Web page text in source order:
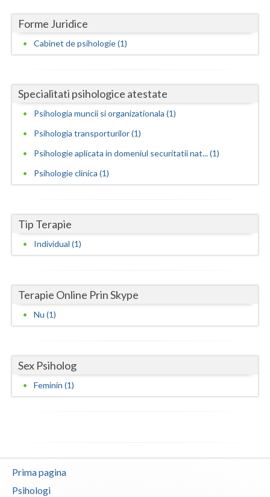
Ialomita
Iasi
Maramures
Mehedinti
Prahova
Sibiu
Suceava
Timis
Tulcea
Vrancea
Forme Juridice
Cabinet de psihologie (1)
Specialitati psihologice atestate
Psihologia muncii si organizationala (1)
Psihologia transporturilor (1)
Psihologie aplicata in domeniul securitatii nat... (1)
Psihologie clinica (1)
Tip Terapie
Individual (1)
Terapie Online Prin Skype
Nu (1)
Sex Psiholog
Feminin (1)
Prima pagina
Psihologi